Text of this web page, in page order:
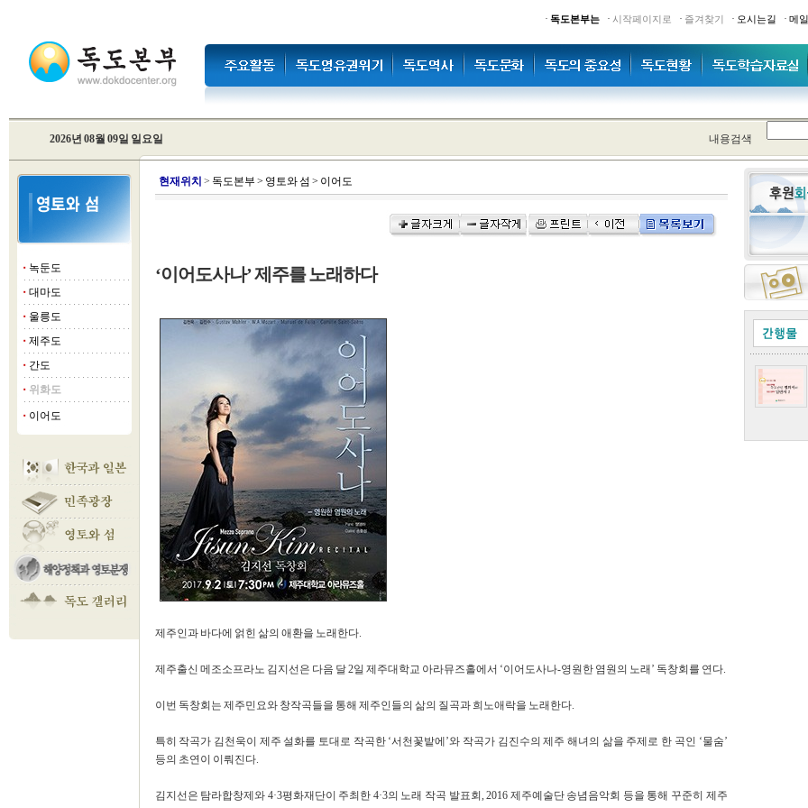
· 독도본부는 · 시작페이지로 · 즐겨찾기 · 오시는길 · 메
2026년 08월 09일 일요일 내용검색
■ 녹둔도
■ 대마도
■ 울릉도
■ 제주도
■ 간도
■ 위화도
■ 이어도
현재위치 > 독도본부 > 영토와 섬 > 이어도
‘이어도사나’ 제주를 노래하다
제주인과 바다에 얽힌 삶의 애환을 노래한다.
제주출신 메조소프라노 김지선은 다음 달 2일 제주대학교 아라뮤즈홀에서 ‘이어도사나-영원한 염원의 노래’ 독창회를 연다.
이번 독창회는 제주민요와 창작곡들을 통해 제주인들의 삶의 질곡과 희노애락을 노래한다.
특히 작곡가 김천욱이 제주 설화를 토대로 작곡한 ‘서천꽃밭에’와 작곡가 김진수의 제주 해녀의 삶을 주제로 한 곡인 ‘물숨’
등의 초연이 이뤄진다.
김지선은 탐라합창제와 4·3평화재단이 주최한 4·3의 노래 작곡 발표회, 2016 제주예술단 송념음악회 등을 통해 꾸준히 제주